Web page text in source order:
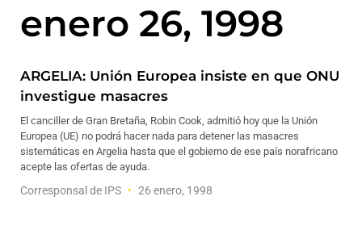
enero 26, 1998
ARGELIA: Unión Europea insiste en que ONU
investigue masacres
El canciller de Gran Bretaña, Robin Cook, admitió hoy que la Unión
Europea (UE) no podrá hacer nada para detener las masacres
sistemáticas en Argelia hasta que el gobierno de ese país norafricano
acepte las ofertas de ayuda.
Corresponsal de IPS 26 enero, 1998